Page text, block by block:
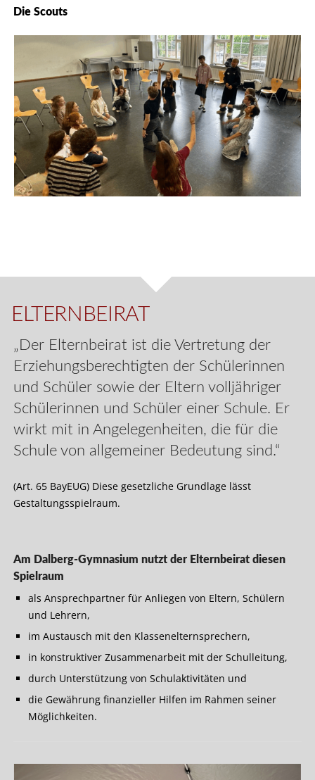
Die Scouts
ELTERNBEIRAT
„Der Elternbeirat ist die Vertretung der
Erziehungsberechtigten der Schülerinnen
und Schüler sowie der Eltern volljähriger
Schülerinnen und Schüler einer Schule. Er
wirkt mit in Angelegenheiten, die für die
Schule von allgemeiner Bedeutung sind.“
(Art. 65 BayEUG) Diese gesetzliche Grundlage lässt
Gestaltungsspielraum.
Am Dalberg-Gymnasium nutzt der Elternbeirat diesen
Spielraum
als Ansprechpartner für Anliegen von Eltern, Schülern
und Lehrern,
im Austausch mit den Klassenelternsprechern,
in konstruktiver Zusammenarbeit mit der Schulleitung,
durch Unterstützung von Schulaktivitäten und
die Gewährung finanzieller Hilfen im Rahmen seiner
Möglichkeiten.